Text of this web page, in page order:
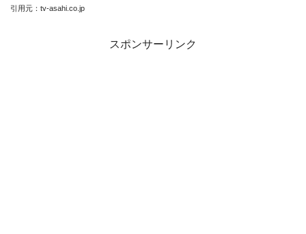
引用元：tv-asahi.co.jp
スポンサーリンク